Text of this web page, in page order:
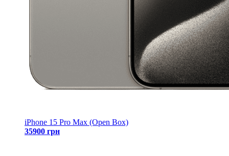
iPhone 15 Pro Max (Open Box)
35900 грн